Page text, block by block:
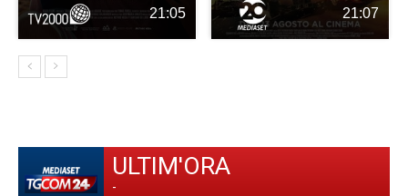
21:05 21:07
ULTIM'ORA
-